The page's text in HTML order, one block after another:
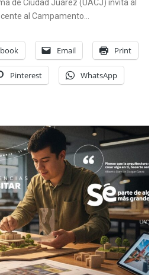
de Ciudad Juárez (UACJ) invita al
al Campamento…
Email Print
Pinterest WhatsApp